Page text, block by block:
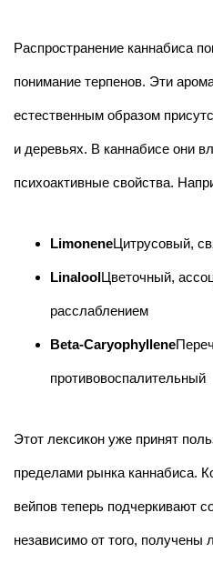
Распространение каннабиса
понимание терпенов. Эти
естественным образом
и деревьях. В каннабисе они
психоактивные свойства.
LimoneneЦитрусовый,
LinaloolЦветочный,
расслаблением
Beta-Caryophyllene
противовоспалительный
Этот лексикон уже принят
пределами рынка каннабиса.
вейпов теперь подчеркивают
независимо от того, получены